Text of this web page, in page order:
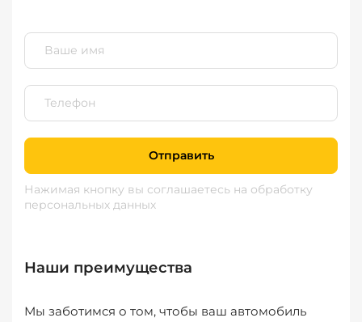
Отправить
Нажимая кнопку вы соглашаетесь на обработку
персональных данных
Наши преимущества
Мы заботимся о том, чтобы ваш автомобиль